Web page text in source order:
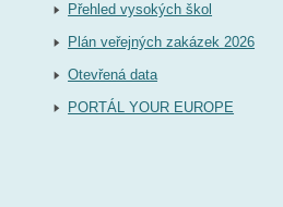
Přehled vysokých škol
Plán veřejných zakázek 2026
Otevřená data
PORTÁL YOUR EUROPE